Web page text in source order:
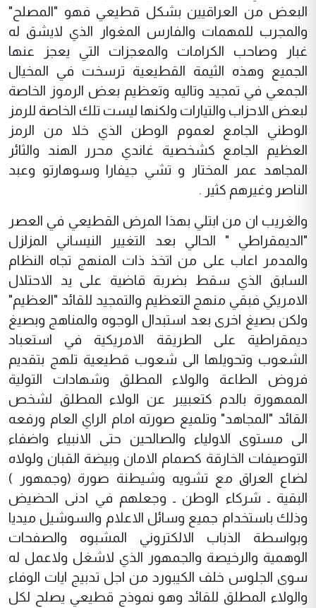
البعض من العراقيين بشكل قطيعي فهو "المصلح"
والمجرب للمهمات والفارس المغوار الذي لايشق له
غبار وصاحب الكرامات والمعجزات التي يعجز عنها
الجميع وهذه الثيمة القطيعية ترسخت في المخيال
الجمعي في تمجيد وتاليه وتعظيم بعض الرموز الخاصة
لبعض الاحزاب والتيارات ولكنها ليست تلك الخاصة للرمز
الوطني الجامع لعموم الوطن الذي خلا من الرمز
العظيم الجامع كشخصية غاندي محرر الهند والثائر
المجاهد عمر المختار و تشي جيفارا وسوهارتو وعبد
الناصر وغيرهم كثير .
والغريب ان من ابتلي بهذا المرض القطيعي في العصر
"الديمقراطي " الحالي بعد التغيير النيساني المزلزل
والمدمر اعاب على من اتخذ ذات المنهج تجاه النظام
السابق الذي سقط بضربة قاضية على يد الاحتلال
الامريكي فبقي منهج التعظيم والتمجيد للقائد "العظيم"
ولكن بصيغ اخرى بعد استبدال الوجوه والمناهج وبصيغ
ديمقراطية على الطريقة الامريكية في استعباد
الشعوب وتحويلها الى شعوب قطيعية تلهج بتقديم
فروض الطاعة والولاء المطلق وشهادات التولية
الممهورة بالدم كتعبيبر عن الولاء المطلق لشخص
القائد "المجاهد" وتلميع صورته امام الراي العام ورفعه
الى مستوى الاولياء والصالحين حتى الانبياء واضفاء
التوصيفات الخارقة كصمام الامان وبيضة القبان ولولاه
لضاع العراق مع تشويه وشيطنة صورة (وجمهور )
البقية ـ شركاء الوطن ـ وجعلهم في ادنى الحضيض
وذلك باستخدام جميع وسائل الاعلام والسوشيل ميديا
وبواسطة الذباب الالكتروني المشبوه والصفحات
الوهمية والرخيصة والجمهور الذي لاشغل ولاعمل له
سوى الجلوس خلف الكيبورد من اجل تدبيج ايات الوفاء
والولاء المطلق للقائد وهو نموذج قطيعي يصلح لكل